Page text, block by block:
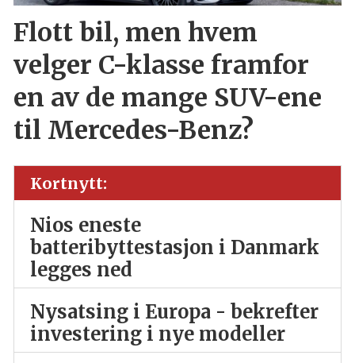
Flott bil, men hvem
velger C-klasse framfor
en av de mange SUV-ene
til Mercedes-Benz?
Kortnytt:
Nios eneste
batteribyttestasjon i Danmark
legges ned
Nysatsing i Europa - bekrefter
investering i nye modeller